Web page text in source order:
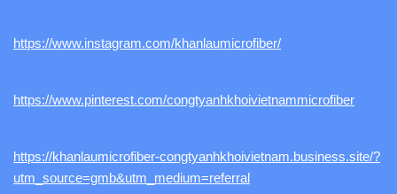
https://www.instagram.com/khanlaumicrofiber/
https://www.pinterest.com/congtyanhkhoivietnammicrofiber
https://khanlaumicrofiber-congtyanhkhoivietnam.business.site/?
utm_source=gmb&utm_medium=referral